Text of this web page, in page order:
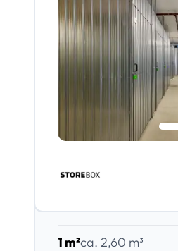
1 m²ca. 2,60 m³